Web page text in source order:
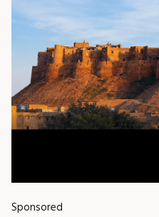
Sponsored